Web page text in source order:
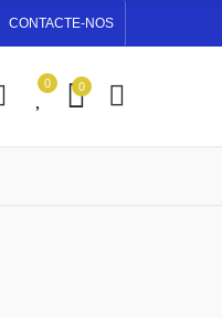
CONTACTE-NOS
0 0